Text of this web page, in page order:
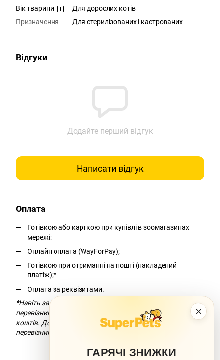
×
ГАРЯЧІ ЗНИЖКИ
Вік тварини
Для дорослих котів
Призначення
Для стерилізованих і кастрованих
Відгуки
Додайте перший відгук
Написати відгук
Оплата
Готівкою або карткою при купівлі в зоомагазинах
мережі;
Онлайн оплата (WayForPay);
Готівкою при отриманні на пошті (накладений
платіж);*
Оплата за реквізитами.
*Навіть за умови безкоштовної доставки компанія-
перевізник додасть комісію за переказ
коштів. Докладніше можна дізнатися на сайті компанії-
перевізника.